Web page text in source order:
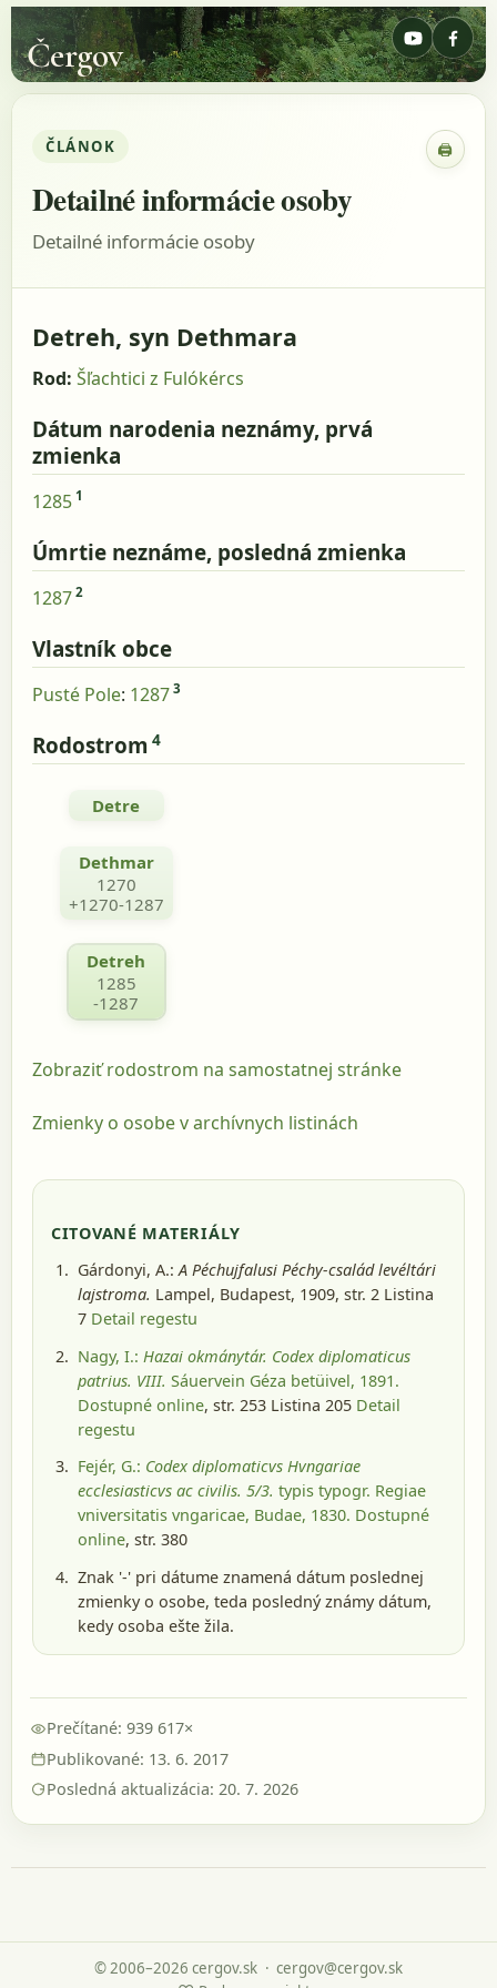
Čergov
ČLÁNOK 🖨
Detailné informácie osoby
Detailné informácie osoby
Detreh, syn Dethmara
Rod: Šľachtici z Fulókércs
Dátum narodenia neznámy, prvá
zmienka
1285 1
Úmrtie neznáme, posledná zmienka
1287 2
Vlastník obce
Pusté Pole: 1287 3
Rodostrom 4
Detre
Dethmar
1270
+1270-1287
Detreh
1285
-1287
Zobraziť rodostrom na samostatnej stránke
Zmienky o osobe v archívnych listinách
CITOVANÉ MATERIÁLY
Gárdonyi, A.:A Péchujfalusi Péchy-család levéltári
lajstroma. Lampel, Budapest, 1909, str. 2 Listina
7 Detail regestu
Nagy, I.: Hazai okmánytár. Codex diplomaticus
patrius. VIII. Sáuervein Géza betüivel, 1891 .
Dostupné online, str. 253 Listina 205 Detail
regestu
Fejér, G.: Codex diplomaticvs Hvngariae
ecclesiasticvs ac civilis. 5/3. typis typogr. Regiae
vniversitatis vngaricae, Budae, 1830. Dostupné
online, str. 380
Znak '-' pri dátume znamená dátum poslednej
zmienky o osobe, teda posledný známy dátum,
kedy osoba ešte žila.
Prečítané: 939 617×
Publikované: 13. 6. 2017
Posledná aktualizácia: 20. 7. 2026
© 2006–2026 cergov.sk · cergov@cergov.sk